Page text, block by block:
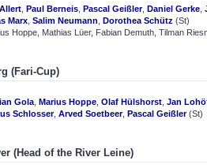
Paul Berneis Pascal Geißler, Daniel Gerke
Marx Salim Neumann Dorothea Schütz (St)
Hoppe, Mathias Lüer, Fabian Demuth, Tilman
(Fari-Cup)
Gola Marius Hoppe Olaf Hülshorst Jan
Schlosser, Arved Soetbeer, Pascal Geißler(St)
(Head of the River Leine)